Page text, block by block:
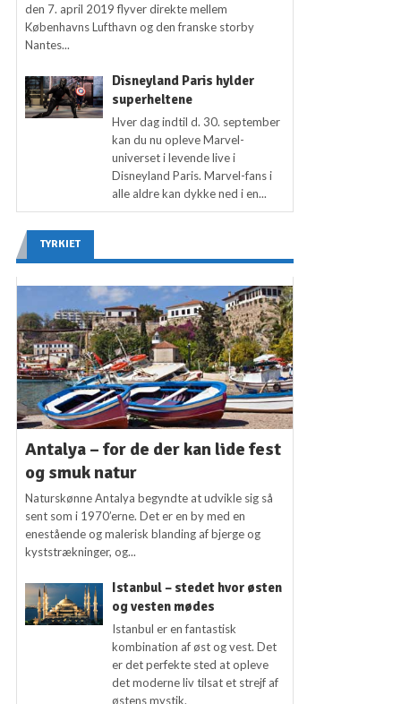
den 7. april 2019 flyver direkte mellem
Københavns Lufthavn og den franske storby
Nantes...
Disneyland Paris hylder
superheltene
Hver dag indtil d. 30. september
kan du nu opleve Marvel-
universet i levende live i
Disneyland Paris. Marvel-fans i
alle aldre kan dykke ned i en...
TYRKIET
Antalya – for de der kan lide fest
og smuk natur
Naturskønne Antalya begyndte at udvikle sig så
sent som i 1970’erne. Det er en by med en
enestående og malerisk blanding af bjerge og
kyststrækninger, og...
Istanbul – stedet hvor østen
og vesten mødes
Istanbul er en fantastisk
kombination af øst og vest. Det
er det perfekte sted at opleve
det moderne liv tilsat et strejf af
østens mystik.